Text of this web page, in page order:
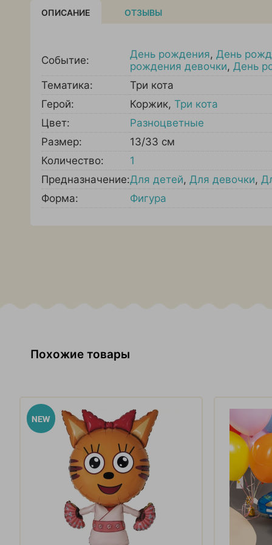
ОПИСАНИЕ ОТЗЫВЫ
Событие: День рождения, День
рождения девочки, День
Тематика:
Три кота
Герой:
Коржик, Три кота
Цвет:
Разноцветные
Размер:
13/33 см
Количество:
1
Предназначение:Для детей, Для девочки,
Форма:
Фигура
Похожие товары